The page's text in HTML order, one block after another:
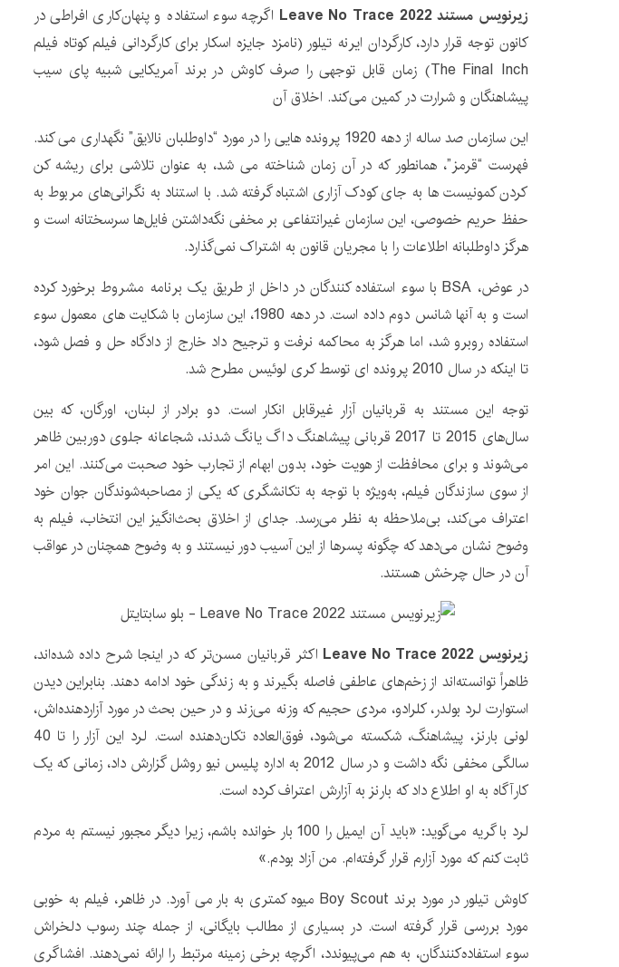
زیرنویس مستند Leave No Trace 2022
اگرچه سوء استفاده و پنهان‌کاری افراطی در
کانون توجه قرار دارد، کارگردان ایرنه تیلور (نامزد جایزه اسکار برای کارگردانی فیلم کوتاه فیلم
The Final Inch) زمان قابل توجهی را صرف کاوش در برند آمریکایی شبیه پای سیب
پیشاهنگان و شرارت در کمین می‌کند. اخلاق آن
این سازمان صد ساله از دهه 1920 پرونده هایی را در مورد “داوطلبان نالایق” نگهداری می کند.
فهرست “قرمز”، همانطور که در آن زمان شناخته می شد، به عنوان تلاشی برای ریشه کن
کردن کمونیست ها به جای کودک آزاری اشتباه گرفته شد. با استناد به نگرانی‌های مربوط به
حفظ حریم خصوصی، این سازمان غیرانتفاعی بر مخفی نگه‌داشتن فایل‌ها سرسختانه است و
هرگز داوطلبانه اطلاعات را با مجریان قانون به اشتراک نمی‌گذارد.
در عوض، BSA با سوء استفاده کنندگان در داخل از طریق یک برنامه مشروط برخورد کرده
است و به آنها شانس دوم داده است. در دهه 1980، این سازمان با شکایت های معمول سوء
استفاده روبرو شد، اما هرگز به محاکمه نرفت و ترجیح داد خارج از دادگاه حل و فصل شود،
تا اینکه در سال 2010 پرونده ای توسط کری لوئیس مطرح شد.
توجه این مستند به قربانیان آزار غیرقابل انکار است. دو برادر از لبنان، اورگان، که بین
سال‌های 2015 تا 2017 قربانی پیشاهنگ داگ یانگ شدند، شجاعانه جلوی دوربین ظاهر
می‌شوند و برای محافظت از هویت خود، بدون ابهام از تجارب خود صحبت می‌کنند. این امر
از سوی سازندگان فیلم، به‌ویژه با توجه به تکانشگری که یکی از مصاحبه‌شوندگان جوان خود
اعتراف می‌کند، بی‌ملاحظه به نظر می‌رسد. جدای از اخلاق بحث‌انگیز این انتخاب، فیلم به
وضوح نشان می‌دهد که چگونه پسرها از این آسیب دور نیستند و به وضوح همچنان در عواقب
آن در حال چرخش هستند.
زیرنویس Leave No Trace 2022
اکثر قربانیان مسن‌تر که در اینجا شرح داده شده‌اند،
ظاهراً توانسته‌اند از زخم‌های عاطفی فاصله بگیرند و به زندگی خود ادامه دهند. بنابراین دیدن
استوارت لرد بولدر، کلرادو، مردی حجیم که وزنه می‌زند و در حین بحث در مورد آزاردهنده‌اش،
لونی بارنز، پیشاهنگ، شکسته می‌شود، فوق‌العاده تکان‌دهنده است. لرد این آزار را تا 40
سالگی مخفی نگه داشت و در سال 2012 به اداره پلیس نیو روشل گزارش داد، زمانی که یک
کارآگاه به او اطلاع داد که بارنز به آزارش اعتراف کرده است.
لرد با گریه می‌گوید: «باید آن ایمیل را 100 بار خوانده باشم، زیرا دیگر مجبور نیستم به مردم
ثابت کنم که مورد آزارم قرار گرفته‌ام. من آزاد بودم.»
کاوش تیلور در مورد برند Boy Scout میوه کمتری به بار می آورد. در ظاهر، فیلم به خوبی
مورد بررسی قرار گرفته است. در بسیاری از مطالب بایگانی، از جمله چند رسوب دلخراش
سوء استفاده‌کنندگان، به هم می‌پیوندد، اگرچه برخی زمینه مرتبط را ارائه نمی‌دهند. افشاگری